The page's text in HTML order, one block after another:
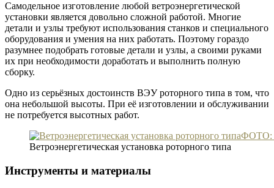
Самодельное изготовление любой ветроэнергетической
установки является довольно сложной работой. Многие
детали и узлы требуют использования станков и специального
оборудования и умения на них работать. Поэтому гораздо
разумнее подобрать готовые детали и узлы, а своими руками
их при необходимости доработать и выполнить полную
сборку.
Одно из серьёзных достоинств ВЭУ роторного типа в том, что
она небольшой высоты. При её изготовлении и обслуживании
не потребуется высотных работ.
ФОТО:
Ветроэнергетическая установка роторного типа
Инструменты и материалы